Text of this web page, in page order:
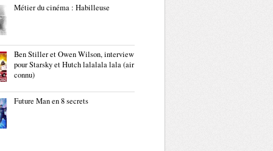
Métier du cinéma : Habilleuse
Ben Stiller et Owen Wilson, interview
pour Starsky et Hutch lalalala lala (air
connu)
Future Man en 8 secrets